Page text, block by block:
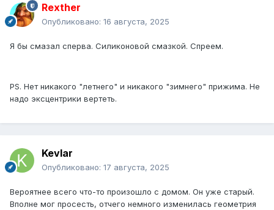
Rexther
Опубликовано: 16 августа, 2025
Я бы смазал сперва. Силиконовой смазкой. Спреем.
PS. Нет никакого "летнего" и никакого "зимнего" прижима. Не
надо эксцентрики вертеть.
Kevlar
Опубликовано: 17 августа, 2025
Вероятнее всего что-то произошло с домом. Он уже старый.
Вполне мог просесть, отчего немного изменилась геометрия